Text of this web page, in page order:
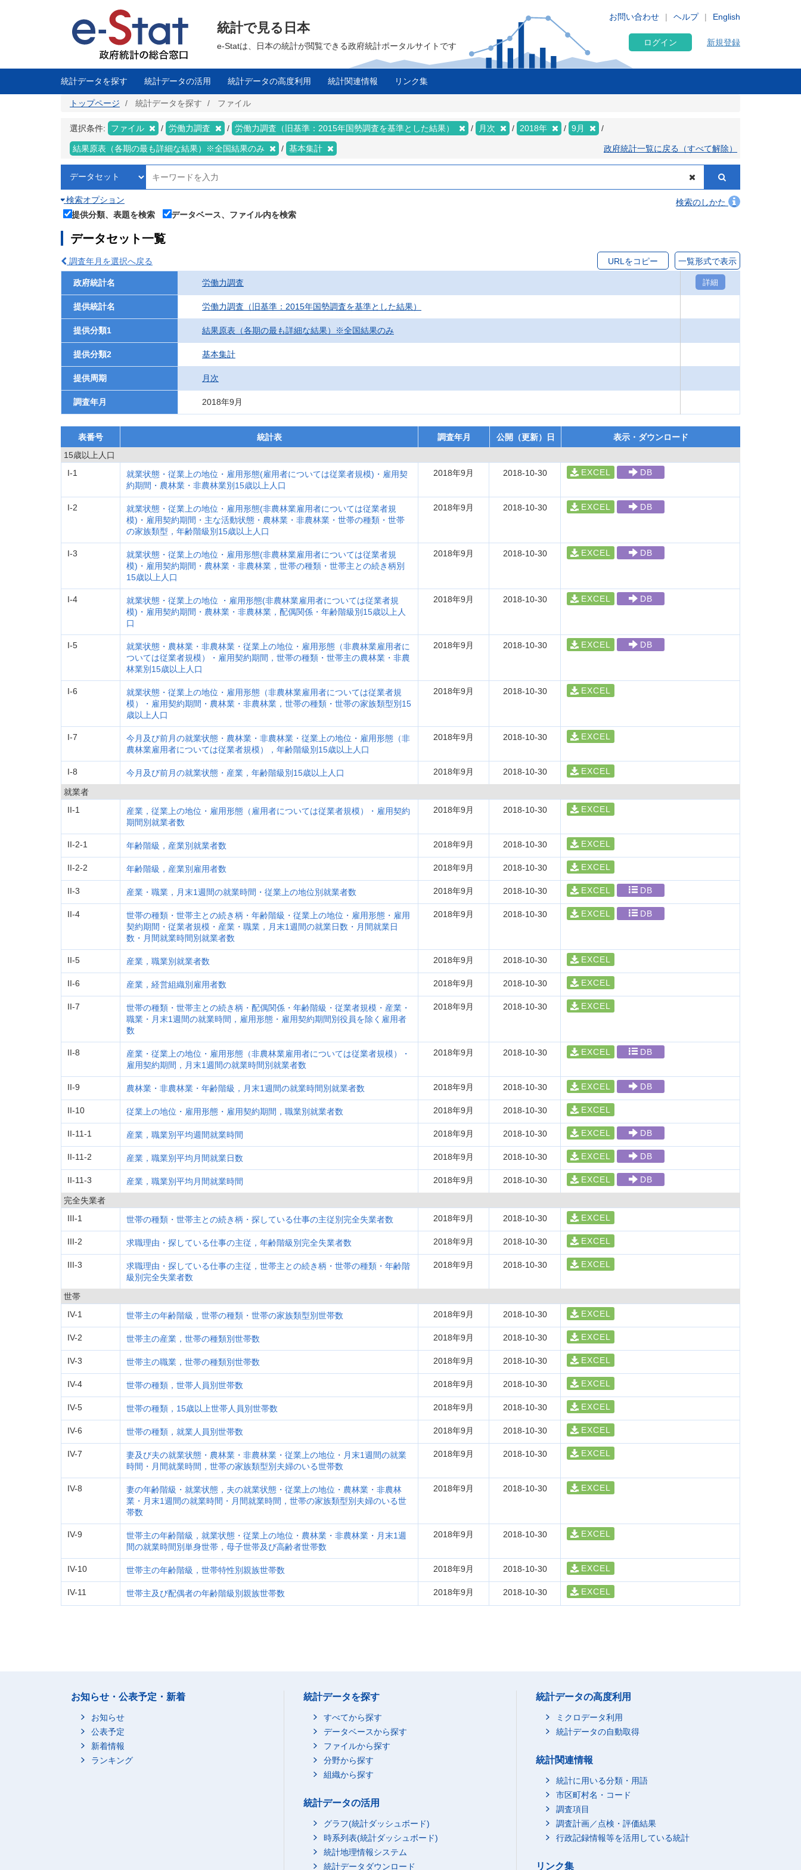
に
English
お問い合わせ ヘルプ
統計で見る日本
e-Statは、日本の統計が閲覧できる政府統計ポータルサイトです ログイン 新規登録
統計データを探す 統計データの活用 統計データの高度利用 統計関連情報 リンク集
トップページ 統計データを探す ファイル
選択条件: ファイル 労働力調査 労働力調査（旧基準：2015年国勢調査を基準とした結果） 月次 2018年 9月
結果原表（各期の最も詳細な結果）※全国結果のみ 基本集計 政府統計一覧に戻る（すべて解除）
検索オプション
検索のしかた
提供分類、表題を検索
データベース、ファイル内を検索
データセット一覧
調査年月を選択へ戻る URLをコピー 一覧形式で表示
政府統計名 労働力調査 詳細
提供統計名 労働力調査（旧基準：2015年国勢調査を基準とした結果）
提供分類1 結果原表（各期の最も詳細な結果）※全国結果のみ
提供分類2 基本集計
提供周期 月次
調査年月 2018年9月
表番号 統計表 調査年月 公開（更新）日
表示・ダウンロード
15歳以上人口
I-1
就業状態・従業上の地位・雇用形態(雇用者については従業者規模)・雇用契
約期間・農林業・非農林業別15歳以上人口
2018年9月 2018-10-30 EXCEL DB
I-2
就業状態・従業上の地位・雇用形態(非農林業雇用者については従業者規
模)・雇用契約期間・主な活動状態・農林業・非農林業・世帯の種類・世帯
の家族類型，年齢階級別15歳以上人口
2018年9月 2018-10-30 EXCEL DB
I-3
就業状態・従業上の地位・雇用形態(非農林業雇用者については従業者規
模)・雇用契約期間・農林業・非農林業，世帯の種類・世帯主との続き柄別
15歳以上人口
2018年9月 2018-10-30 EXCEL DB
I-4
就業状態・従業上の地位 ・雇用形態(非農林業雇用者については従業者規
模)・雇用契約期間・農林業・非農林業，配偶関係・年齢階級別15歳以上人
口
2018年9月 2018-10-30 EXCEL DB
I-5
就業状態・農林業・非農林業・従業上の地位・雇用形態（非農林業雇用者に
ついては従業者規模）・雇用契約期間，世帯の種類・世帯主の農林業・非農
林業別15歳以上人口
2018年9月 2018-10-30 EXCEL DB
I-6
就業状態・従業上の地位・雇用形態（非農林業雇用者については従業者規
模）・雇用契約期間・農林業・非農林業，世帯の種類・世帯の家族類型別15
歳以上人口
2018年9月 2018-10-30 EXCEL
I-7
今月及び前月の就業状態・農林業・非農林業・従業上の地位・雇用形態（非
農林業雇用者については従業者規模），年齢階級別15歳以上人口
2018年9月 2018-10-30 EXCEL
I-8 今月及び前月の就業状態・産業，年齢階級別15歳以上人口 2018年9月 2018-10-30 EXCEL
就業者
II-1
産業，従業上の地位・雇用形態（雇用者については従業者規模）・雇用契約
期間別就業者数
2018年9月 2018-10-30 EXCEL
II-2-1 年齢階級，産業別就業者数 2018年9月 2018-10-30 EXCEL
II-2-2 年齢階級，産業別雇用者数 2018年9月 2018-10-30 EXCEL
II-3 産業・職業，月末1週間の就業時間・従業上の地位別就業者数 2018年9月 2018-10-30 EXCEL DB
II-4
世帯の種類・世帯主との続き柄・年齢階級・従業上の地位・雇用形態・雇用
契約期間・従業者規模・産業・職業，月末1週間の就業日数・月間就業日
数・月間就業時間別就業者数
2018年9月 2018-10-30 EXCEL DB
II-5 産業，職業別就業者数 2018年9月 2018-10-30 EXCEL
II-6 産業，経営組織別雇用者数 2018年9月 2018-10-30 EXCEL
II-7
世帯の種類・世帯主との続き柄・配偶関係・年齢階級・従業者規模・産業・
職業・月末1週間の就業時間，雇用形態・雇用契約期間別役員を除く雇用者
数
2018年9月 2018-10-30 EXCEL
II-8
産業・従業上の地位・雇用形態（非農林業雇用者については従業者規模）・
雇用契約期間，月末1週間の就業時間別就業者数
2018年9月 2018-10-30 EXCEL DB
II-9 農林業・非農林業・年齢階級，月末1週間の就業時間別就業者数 2018年9月 2018-10-30 EXCEL DB
II-10 従業上の地位・雇用形態・雇用契約期間，職業別就業者数 2018年9月 2018-10-30 EXCEL
II-11-1 産業，職業別平均週間就業時間 2018年9月 2018-10-30 EXCEL DB
II-11-2 産業，職業別平均月間就業日数 2018年9月 2018-10-30 EXCEL DB
II-11-3 産業，職業別平均月間就業時間 2018年9月 2018-10-30 EXCEL DB
完全失業者
III-1
世帯の種類・世帯主との続き柄・探している仕事の主従別完全失業者数 2018年9月 2018-10-30 EXCEL
III-2 求職理由・探している仕事の主従，年齢階級別完全失業者数 2018年9月 2018-10-30 EXCEL
III-3
求職理由・探している仕事の主従，世帯主との続き柄・世帯の種類・年齢階
級別完全失業者数
2018年9月 2018-10-30 EXCEL
世帯
IV-1
世帯主の年齢階級，世帯の種類・世帯の家族類型別世帯数 2018年9月 2018-10-30 EXCEL
IV-2 世帯主の産業，世帯の種類別世帯数 2018年9月 2018-10-30 EXCEL
IV-3 世帯主の職業，世帯の種類別世帯数 2018年9月 2018-10-30 EXCEL
IV-4 世帯の種類，世帯人員別世帯数 2018年9月 2018-10-30 EXCEL
IV-5 世帯の種類，15歳以上世帯人員別世帯数 2018年9月 2018-10-30 EXCEL
IV-6 世帯の種類，就業人員別世帯数 2018年9月 2018-10-30 EXCEL
IV-7
妻及び夫の就業状態・農林業・非農林業・従業上の地位・月末1週間の就業
時間・月間就業時間，世帯の家族類型別夫婦のいる世帯数
2018年9月 2018-10-30 EXCEL
IV-8
妻の年齢階級・就業状態，夫の就業状態・従業上の地位・農林業・非農林
業・月末1週間の就業時間・月間就業時間，世帯の家族類型別夫婦のいる世
帯数
2018年9月 2018-10-30 EXCEL
IV-9
世帯主の年齢階級，就業状態・従業上の地位・農林業・非農林業・月末1週
間の就業時間別単身世帯，母子世帯及び高齢者世帯数
2018年9月 2018-10-30 EXCEL
IV-10 世帯主の年齢階級，世帯特性別親族世帯数 2018年9月 2018-10-30 EXCEL
IV-11 世帯主及び配偶者の年齢階級別親族世帯数 2018年9月 2018-10-30 EXCEL
お知らせ・公表予定・新着
お知らせ
公表予定
新着情報
ランキング
統計データを探す
すべてから探す
データベースから探す
ファイルから探す
分野から探す
組織から探す
統計データの活用
グラフ(統計ダッシュボード)
時系列表(統計ダッシュボード)
統計地理情報システム
統計データダウンロード
統計データの高度利用
ミクロデータ利用
統計データの自動取得
統計関連情報
統計に用いる分類・用語
市区町村名・コード
調査項目
調査計画／点検・評価結果
行政記録情報等を活用している統計
リンク集